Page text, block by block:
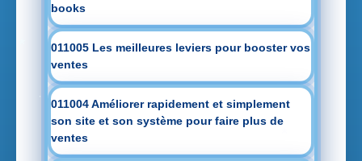
books
011005 Les meilleures leviers pour booster vos
ventes
011004 Améliorer rapidement et simplement
son site et son système pour faire plus de
ventes